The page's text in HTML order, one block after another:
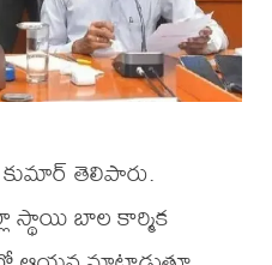
కుమార్ తెలిపారు.
స్థాయి బాల కార్మిక